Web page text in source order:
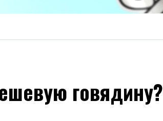
говядину?